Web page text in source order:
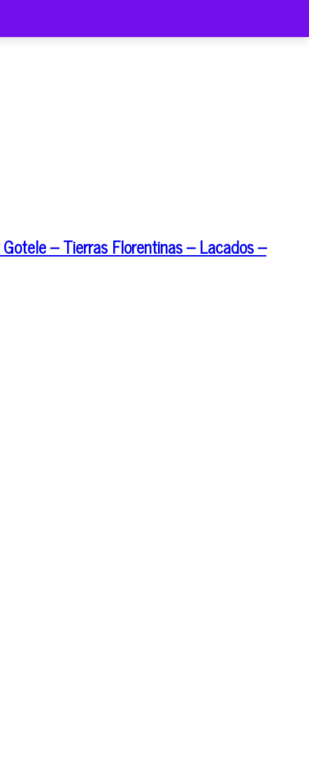
– Tierras Florentinas – Lacados –